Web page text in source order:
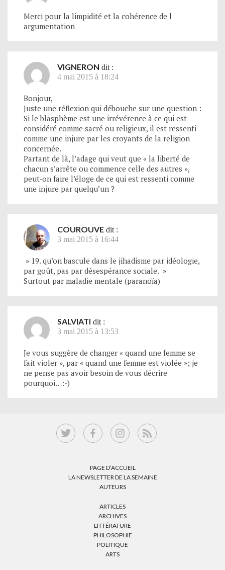
Merci pour la limpidité et la cohérence de l
argumentation
VIGNERON dit :
4 mai 2015 à 18:24
Bonjour,
Juste une réflexion qui débouche sur une question :
Si le blasphème est une irrévérence à ce qui est
considéré comme sacré ou religieux, il est ressenti
comme une injure par les croyants de la religion
concernée.
Partant de là, l’adage qui veut que « la liberté de
chacun s’arrête ou commence celle des autres »,
peut-on faire l’éloge de ce qui est ressenti comme
une injure par quelqu’un ?
COUROUVE dit :
3 mai 2015 à 16:44
» 19. qu’on bascule dans le jihadisme par idéologie,
par goût, pas par désespérance sociale. »
Surtout par maladie mentale (paranoïa)
SALVIATI dit :
3 mai 2015 à 13:53
Je vous suggère de changer « quand une femme se
fait violer », par « quand une femme est violée »; je
ne pense pas avoir besoin de vous décrire
pourquoi…:-)
PAGE D’ACCUEIL
LA NEWSLETTER DE LA SEMAINE
AUTEURS
ARTICLES
ARCHIVES
LITTÉRATURE
PHILOSOPHIE
POLITIQUE
ARTS